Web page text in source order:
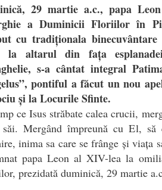
29 martie a.c., papa
a Duminicii Floriilor în
cu tradiționala
la altarul din fața
s-a cântat integral
pontiful a făcut un nou
și la Locurile Sfinte.
ce Isus străbate calea crucii,
Mergând împreună cu El, să
inima sa care se frânge și viața
papa Leon al XIV-lea la
prezidată duminică, 29 martie